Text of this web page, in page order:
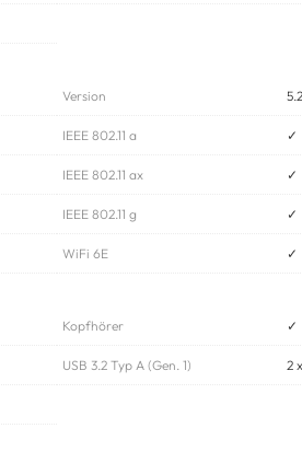
Version 5.2
IEEE 802.11 a ✓
IEEE 802.11 ax ✓
IEEE 802.11 g ✓
WiFi 6E ✓
Kopfhörer ✓
USB 3.2 Typ A (Gen. 1) 2 x